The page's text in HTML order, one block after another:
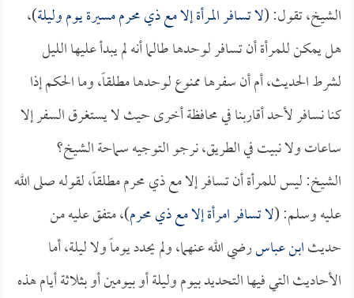
الشيخ، تقول: (لا تسافر المرأة إلا مع ذي محرم مسيرة يوم وليلة)،
هل يمكن للمرأة أن تسافر لوحدها طالما أنه لم يبدأ عليها الليل
لشرط الحديث، أم أن سفرها ممنوع لوحدها مطلقاً، وما الحكم إذا
كنا نسافر لأحد أقاربنا في محافظة أخرى حيث لا يستغرق السفر إلا
ساعات ولا نبيت في الطريق، نرجو التوجيه سماحة الشيخ؟
الشيخ: ليس للمرأة أن تسافر إلا مع ذي محرم مطلقاً، لقوله صلى الله
عليه وسلم: (لا تسافر امرأة إلا مع ذي محرم)، متفق عليه من
حديثابن عباسرضي الله عنهما، ولم يحدد يوماً ولا ليلة، أما
الأحاديث التي فيها التحديد بيوم وليلة أو بيومين أو بثلاثة أيام هذه